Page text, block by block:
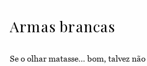
Armas brancas
Se o olhar matasse… bom, talvez